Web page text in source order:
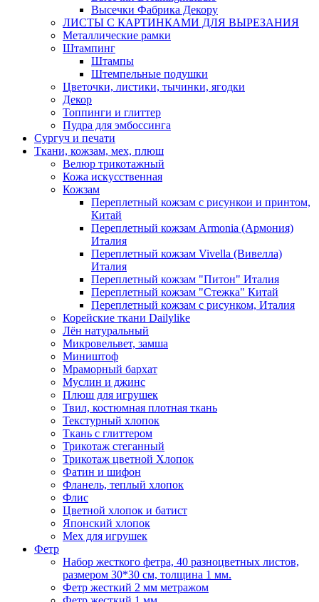
Высечки Фабрика Декору
ЛИСТЫ С КАРТИНКАМИ ДЛЯ ВЫРЕЗАНИЯ
Металлические рамки
Штампинг
Штампы
Штемпельные подушки
Цветочки, листики, тычинки, ягодки
Декор
Топпинги и глиттер
Пудра для эмбоссинга
Сургуч и печати
Ткани, кожзам, мех, плюш
Велюр трикотажный
Кожа искусственная
Кожзам
Переплетный кожзам с рисункои и принтом,
Китай
Переплетный кожзам Armonia (Армония)
Италия
Переплетный кожзам Vivella (Вивелла)
Италия
Переплетный кожзам "Питон" Италия
Переплетный кожзам "Стежка" Китай
Переплетный кожзам с рисунком, Италия
Корейские ткани Dailylike
Лён натуральный
Микровельвет, замша
Миништоф
Мраморный бархат
Муслин и джинс
Плюш для игрушек
Твил, костюмная плотная ткань
Текстурный хлопок
Ткань с глиттером
Трикотаж стеганный
Трикотаж цветной Хлопок
Фатин и шифон
Фланель, теплый хлопок
Флис
Цветной хлопок и батист
Японский хлопок
Мех для игрушек
Фетр
Набор жесткого фетра, 40 разноцветных листов,
размером 30*30 см, толщина 1 мм.
Фетр жесткий 2 мм метражом